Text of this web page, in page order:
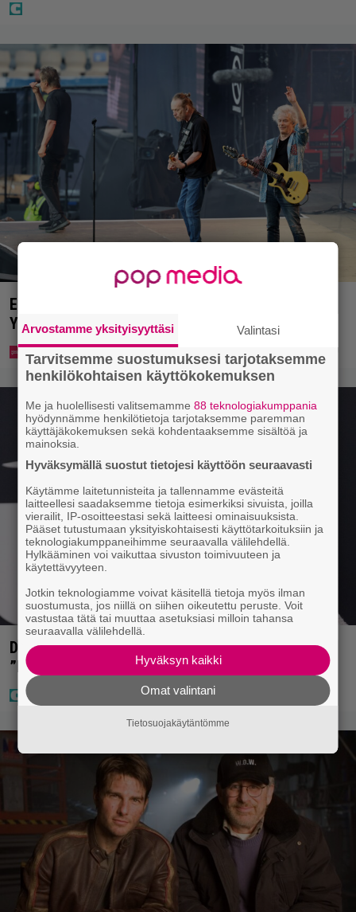
Eppu Normaalin viimeinen konsertti esitetään
Ylellä
Diandra julkaisi upeita kuvia Helsingistä –
”Puitteet kohdillaan”
Arvostamme yksityisyyttäsi Valintasi
Tarvitsemme suostumuksesi tarjotaksemme
henkilökohtaisen käyttökokemuksen
Me ja huolellisesti valitsemamme88 teknologiakumppania
hyödynnämme henkilötietoja tarjotaksemme paremman
käyttäjäkokemuksen sekä kohdentaaksemme sisältöä ja
mainoksia.
Hyväksymällä suostut tietojesi käyttöön seuraavasti
Käytämme laitetunnisteita ja tallennamme evästeitä
laitteellesi saadaksemme tietoja esimerkiksi sivuista, joilla
vierailit, IP-osoitteestasi sekä laitteesi ominaisuuksista.
Pääset tutustumaan yksityiskohtaisesti käyttötarkoituksiin ja
teknologiakumppaneihimme seuraavalla välilehdellä.
Hylkääminen voi vaikuttaa sivuston toimivuuteen ja
käytettävyyteen.
Jotkin teknologiamme voivat käsitellä tietoja myös ilman
suostumusta, jos niillä on siihen oikeutettu peruste. Voit
vastustaa tätä tai muuttaa asetuksiasi milloin tahansa
seuraavalla välilehdellä.
Hyväksyn kaikki
Omat valintani
Tietosuojakäytäntömme